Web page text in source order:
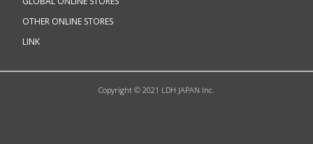
OTHER ONLINE STORES
LINK
Copyright © 2021 LDH JAPAN Inc.